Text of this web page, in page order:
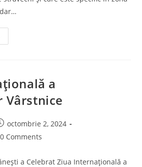
a
Vârstnice
octombrie 2, 2024
0 Comments
a Celebrat Ziua Internațională a